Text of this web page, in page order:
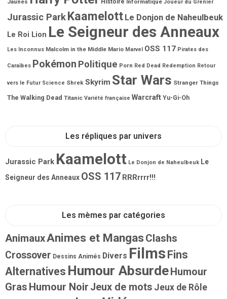
Joueur du Grenier
Jurassic ParkKaamelott Le Donjon de Naheulbeuk
Le Roi Lion Le Seigneur des Anneaux
Les Inconnus Malcolm in the Middle Mario Marvel OSS 117 Pirates des
Caraïbes Pokémon Politique Porn Red Dead Redemption Retour
vers le Futur Science Shrek Skyrim Star Wars Stranger Things
The Walking Dead Titanic Variété française Warcraft Yu-Gi-Oh
Les répliques par univers
Jurassic Park Kaamelott Le Donjon de Naheulbeuk Le
Seigneur des Anneaux OSS 117 RRRrrrr!!!
Les mèmes par catégories
AnimauxAnimes et MangasClashs
Crossover Dessins Animés Divers Films Fins
Alternatives Humour AbsurdeHumour
Gras Humour Noir Jeux de mots Jeux de Rôle